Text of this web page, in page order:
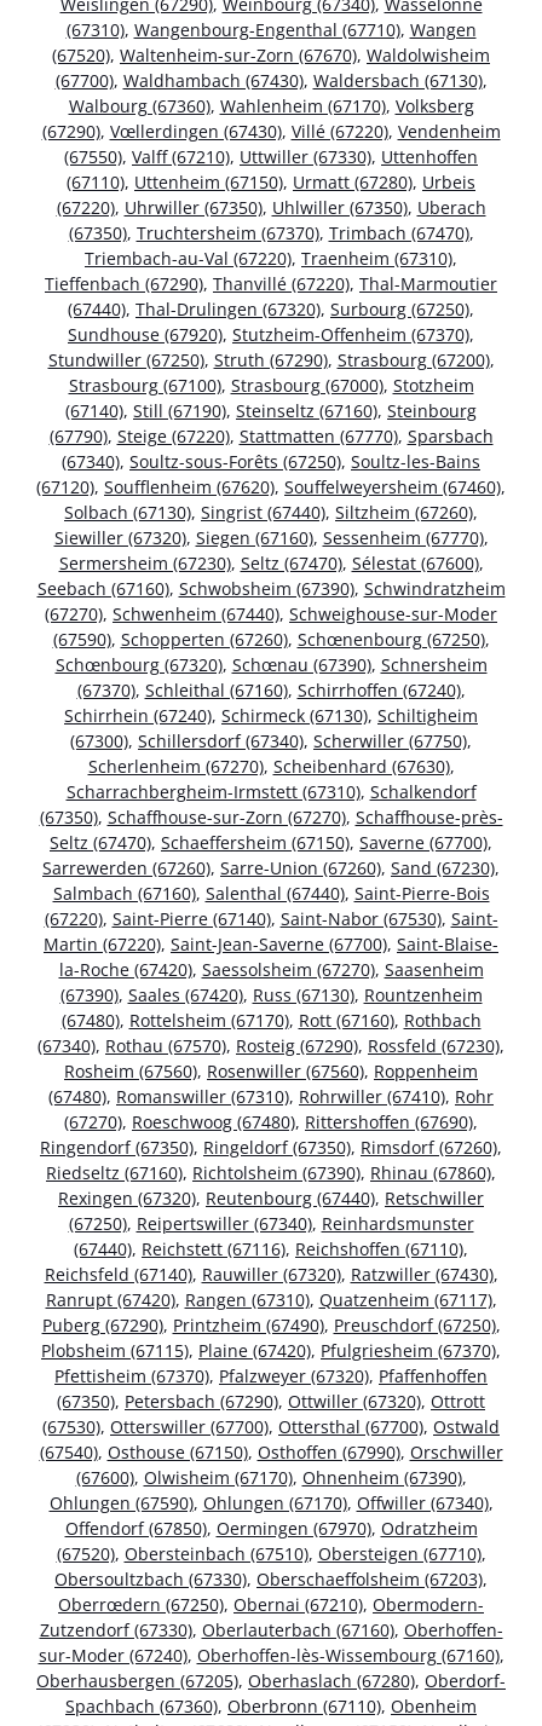
(67310), Wangenbourg-Engenthal (67710), Wangen
(67520), Waltenheim-sur-Zorn (67670), Waldolwisheim
(67700), Waldhambach (67430), Waldersbach (67130),
Walbourg (67360), Wahlenheim (67170), Volksberg
(67290), Vœllerdingen (67430), Villé (67220), Vendenheim
(67550), Valff (67210), Uttwiller (67330), Uttenhoffen
(67110), Uttenheim (67150), Urmatt (67280), Urbeis
(67220), Uhrwiller (67350), Uhlwiller (67350), Uberach
(67350), Truchtersheim (67370), Trimbach (67470),
Triembach-au-Val (67220), Traenheim (67310),
Tieffenbach (67290), Thanvillé (67220), Thal-Marmoutier
(67440), Thal-Drulingen (67320), Surbourg (67250),
Sundhouse (67920), Stutzheim-Offenheim (67370),
Stundwiller (67250), Struth (67290), Strasbourg (67200),
Strasbourg (67100), Strasbourg (67000), Stotzheim
(67140), Still (67190), Steinseltz (67160), Steinbourg
(67790), Steige (67220), Stattmatten (67770), Sparsbach
(67340), Soultz-sous-Forêts (67250), Soultz-les-Bains
(67120), Soufflenheim (67620), Souffelweyersheim (67460),
Solbach (67130), Singrist (67440), Siltzheim (67260),
Siewiller (67320), Siegen (67160), Sessenheim (67770),
Sermersheim (67230), Seltz (67470), Sélestat (67600),
Seebach (67160), Schwobsheim (67390), Schwindratzheim
(67270), Schwenheim (67440), Schweighouse-sur-Moder
(67590), Schopperten (67260), Schœnenbourg (67250),
Schœnbourg (67320), Schœnau (67390), Schnersheim
(67370), Schleithal (67160), Schirrhoffen (67240),
Schirrhein (67240), Schirmeck (67130), Schiltigheim
(67300), Schillersdorf (67340), Scherwiller (67750),
Scherlenheim (67270), Scheibenhard (67630),
Scharrachbergheim-Irmstett (67310), Schalkendorf
(67350), Schaffhouse-sur-Zorn (67270), Schaffhouse-près-
Seltz (67470), Schaeffersheim (67150), Saverne (67700),
Sarrewerden (67260), Sarre-Union (67260), Sand (67230),
Salmbach (67160), Salenthal (67440), Saint-Pierre-Bois
(67220), Saint-Pierre (67140), Saint-Nabor (67530), Saint-
Martin (67220), Saint-Jean-Saverne (67700), Saint-Blaise-
la-Roche (67420), Saessolsheim (67270), Saasenheim
(67390), Saales (67420), Russ (67130), Rountzenheim
(67480), Rottelsheim (67170), Rott (67160), Rothbach
(67340), Rothau (67570), Rosteig (67290), Rossfeld (67230),
Rosheim (67560), Rosenwiller (67560), Roppenheim
(67480), Romanswiller (67310), Rohrwiller (67410), Rohr
(67270), Roeschwoog (67480), Rittershoffen (67690),
Ringendorf (67350), Ringeldorf (67350), Rimsdorf (67260),
Riedseltz (67160), Richtolsheim (67390), Rhinau (67860),
Rexingen (67320), Reutenbourg (67440), Retschwiller
(67250), Reipertswiller (67340), Reinhardsmunster
(67440), Reichstett (67116), Reichshoffen (67110),
Reichsfeld (67140), Rauwiller (67320), Ratzwiller (67430),
Ranrupt (67420), Rangen (67310), Quatzenheim (67117),
Puberg (67290), Printzheim (67490), Preuschdorf (67250),
Plobsheim (67115), Plaine (67420), Pfulgriesheim (67370),
Pfettisheim (67370), Pfalzweyer (67320), Pfaffenhoffen
(67350), Petersbach (67290), Ottwiller (67320), Ottrott
(67530), Otterswiller (67700), Ottersthal (67700), Ostwald
(67540), Osthouse (67150), Osthoffen (67990), Orschwiller
(67600), Olwisheim (67170), Ohnenheim (67390),
Ohlungen (67590), Ohlungen (67170), Offwiller (67340),
Offendorf (67850), Oermingen (67970), Odratzheim
(67520), Obersteinbach (67510), Obersteigen (67710),
Obersoultzbach (67330), Oberschaeffolsheim (67203),
Oberrœdern (67250), Obernai (67210), Obermodern-
Zutzendorf (67330), Oberlauterbach (67160), Oberhoffen-
sur-Moder (67240), Oberhoffen-lès-Wissembourg (67160),
Oberhausbergen (67205), Oberhaslach (67280), Oberdorf-
Spachbach (67360), Oberbronn (67110), Obenheim